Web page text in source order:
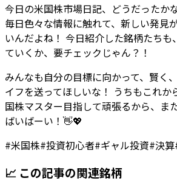
今日の米国株市場日記、どうだったか
毎日色々な情報に触れて、新しい発見
いんだよね！ 今日紹介した銘柄たちも
ていくか、要チェックじゃん？！
みんなも自分の目標に向かって、賢く
イフを送ってほしいな！ うちもこれか
国株マスター目指して頑張るから、ま
ばいばーい！👋💖
#米国株#投資初心者#ギャル投資#決算
📈 この記事の関連銘柄